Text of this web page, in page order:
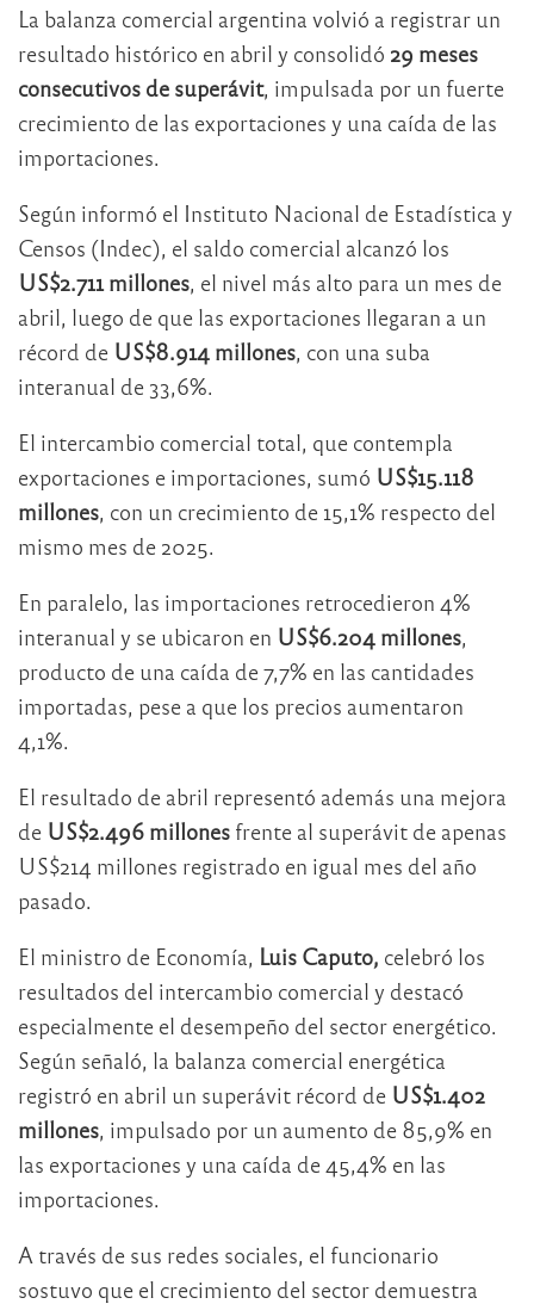
La balanza comercial argentina volvió a registrar un
resultado histórico en abril y consolidó 29 meses
consecutivos de superávit, impulsada por un fuerte
crecimiento de las exportaciones y una caída de las
importaciones.
Según informó el Instituto Nacional de Estadística y
Censos (Indec), el saldo comercial alcanzó los
US$2.711 millones, el nivel más alto para un mes de
abril, luego de que las exportaciones llegaran a un
récord de US$8.914 millones, con una suba
interanual de 33,6%.
El intercambio comercial total, que contempla
exportaciones e importaciones, sumó US$15.118
millones, con un crecimiento de 15,1% respecto del
mismo mes de 2025.
En paralelo, las importaciones retrocedieron 4%
interanual y se ubicaron en US$6.204 millones,
producto de una caída de 7,7% en las cantidades
importadas, pese a que los precios aumentaron
4,1%.
El resultado de abril representó además una mejora
de US$2.496 millones frente al superávit de apenas
US$214 millones registrado en igual mes del año
pasado.
El ministro de Economía, Luis Caputo, celebró los
resultados del intercambio comercial y destacó
especialmente el desempeño del sector energético.
Según señaló, la balanza comercial energética
registró en abril un superávit récord de US$1.402
millones, impulsado por un aumento de 85,9% en
las exportaciones y una caída de 45,4% en las
importaciones.
A través de sus redes sociales, el funcionario
sostuvo que el crecimiento del sector demuestra